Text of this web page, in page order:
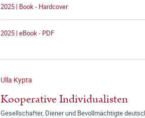
2025 | Book - Hardcover
2025 | eBook - PDF
Ulla Kypta
Kooperative Individualisten
Gesellschafter, Diener und Bevollmächtigte